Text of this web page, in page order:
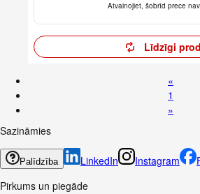
Atvainojiet, šobrīd prece
Līdzīgi
«
1
»
Sazināmies
Palīdzība LinkedIn Instagram
Pirkums un piegāde